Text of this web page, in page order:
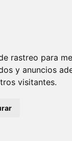
rastreo para
y anuncios
visitantes.